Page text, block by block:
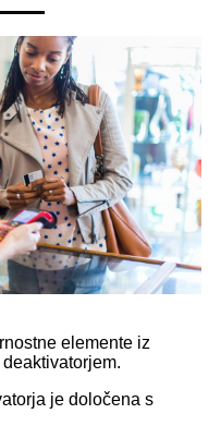
elemente iz
je določena s